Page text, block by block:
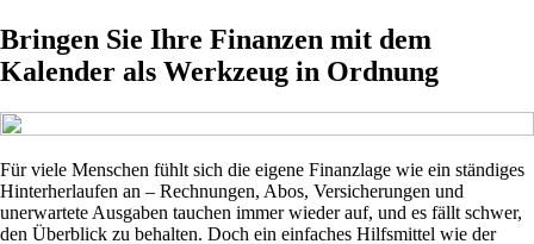
Bringen Sie Ihre Finanzen mit dem
Kalender als Werkzeug in Ordnung
Für viele Menschen fühlt sich die eigene Finanzlage wie ein ständiges
Hinterherlaufen an – Rechnungen, Abos, Versicherungen und
unerwartete Ausgaben tauchen immer wieder auf, und es fällt schwer,
den Überblick zu behalten. Doch ein einfaches Hilfsmittel wie der